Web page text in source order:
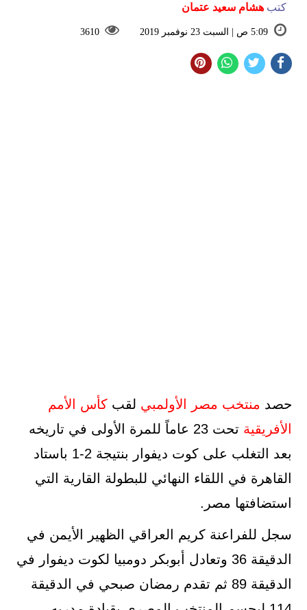
كتب هشام سعيد عتمان
5:09 ص | السبت 23 نوفمبر 2019 3610
حصد منتخب مصر الأولمبي لقب كأس الأمم
الأفريقية
تحت 23 عاماً للمرة الأولى في تاريخه
بعد التغلب على كوت ديفوار بنتيجة 2-1 باستاد
القاهرة في اللقاء النهائي للبطولة القارية التي
استضافتها مصر.
سجل للفراعنة كريم العراقي الظهير الأيمن في
الدقيقة 36 وتعادل أبوبكر دومبيا لكوت ديفوار في
الدقيقة 89 ثم تقدم رمضان صبحي في الدقيقة